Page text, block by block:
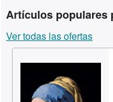
Libros antiguos
Arte y coleccionismo
Vendedores
Comenzar a vender
Artículos populares
Ver todas las ofertas